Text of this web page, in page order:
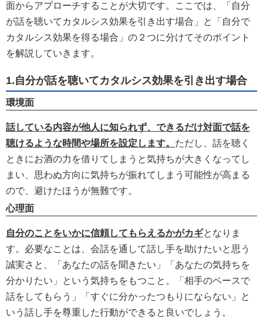
面からアプローチすることが大切です。ここでは、「自分
が話を聴いてカタルシス効果を引き出す場合」と「自分で
カタルシス効果を得る場合」の２つに分けてそのポイント
を解説していきます。
1.自分が話を聴いてカタルシス効果を引き出す場合
環境面
話している内容が他人に知られず、できるだけ対面で話を
聴けるような時間や場所を設定します。 ただし、話を聴く
ときにお酒の力を借りてしまうと気持ちが大きくなってし
まい、思わぬ方向に気持ちが振れてしまう可能性が高まる
ので、避けたほうが無難です。
心理面
自分のことをいかに信頼してもらえるかがカギとなりま
す。必要なことは、会話を通して話し手を助けたいと思う
誠実さと、「あなたの話を聞きたい」「あなたの気持ちを
分かりたい」という気持ちをもつこと。「相手のペースで
話をしてもらう」「すぐに分かったつもりにならない」と
いう話し手を尊重した行動ができると良いでしょう。